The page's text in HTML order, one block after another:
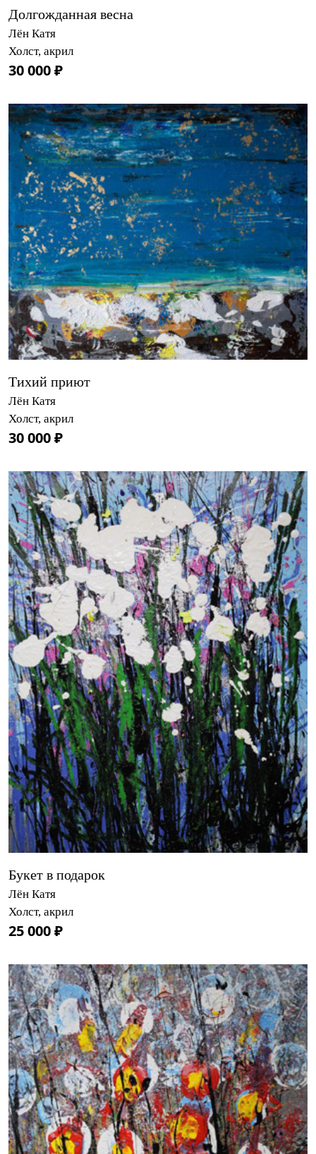
Долгожданная весна
Лён Катя
Холст, акрил
30 000 ₽
Тихий приют
Лён Катя
Холст, акрил
30 000 ₽
Букет в подарок
Лён Катя
Холст, акрил
25 000 ₽